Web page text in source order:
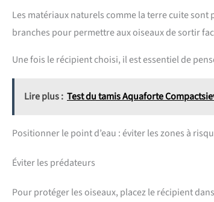
Les matériaux naturels comme la terre cuite
branches pour permettre aux oiseaux de sortir
Une fois le récipient choisi, il est essentiel de
Lire plus : Test du tamis Aquaforte
Positionner le point d’eau : éviter les zones à
Éviter les prédateurs
Pour protéger les oiseaux, placez le récipient